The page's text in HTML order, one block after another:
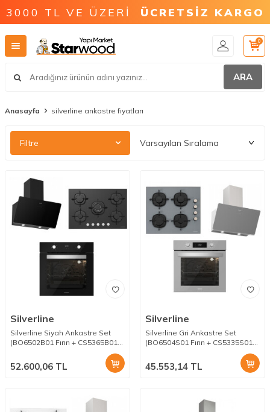
3000 TL VE ÜZERİ ÜCRETSİZ KARGO
ARA
0
Anasayfa silverline ankastre fiyatları
Filtre
Silverline
Silverline Siyah Ankastre Set
(BO6502B01 Fırın + CS5365B01
Davlumbaz)
52.600,06 TL
Silverline
Silverline Gri Ankastre Set
(BO6504S01 Fırın + CS5335S01
Davlumbaz)
45.553,14 TL